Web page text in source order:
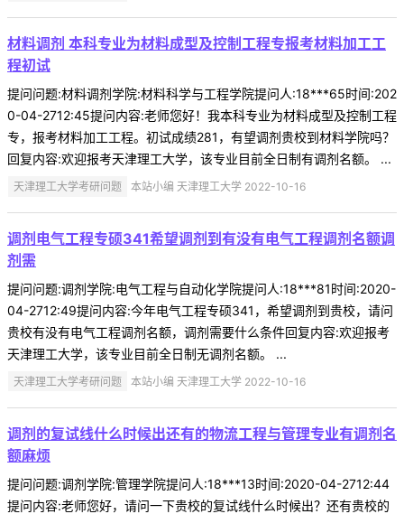
材料调剂 本科专业为材料成型及控制工程专报考材料加工工
程初试
提问问题:材料调剂学院:材料科学与工程学院提问人:18***65时间:202
0-04-2712:45提问内容:老师您好！我本科专业为材料成型及控制工程
专，报考材料加工工程。初试成绩281，有望调剂贵校到材料学院吗？
回复内容:欢迎报考天津理工大学，该专业目前全日制有调剂名额。 ...
天津理工大学考研问题 本站小编 天津理工大学 2022-10-16
调剂电气工程专硕341希望调剂到有没有电气工程调剂名额调
剂需
提问问题:调剂学院:电气工程与自动化学院提问人:18***81时间:2020-
04-2712:49提问内容:今年电气工程专硕341，希望调剂到贵校，请问
贵校有没有电气工程调剂名额，调剂需要什么条件回复内容:欢迎报考
天津理工大学，该专业目前全日制无调剂名额。 ...
天津理工大学考研问题 本站小编 天津理工大学 2022-10-16
调剂的复试线什么时候出还有的物流工程与管理专业有调剂名
额麻烦
提问问题:调剂学院:管理学院提问人:18***13时间:2020-04-2712:44
提问内容:老师您好，请问一下贵校的复试线什么时候出？还有贵校的